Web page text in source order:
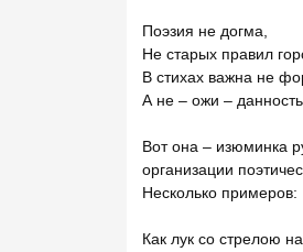
Поэзия не догма,
Не старых правил
В стихах важна не
А не – ожи – данность.
Вот она – изюминка
организации
Несколько примеров:
Как лук со стрелою на